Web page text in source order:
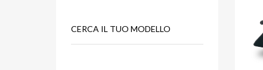
CERCA IL TUO MODELLO